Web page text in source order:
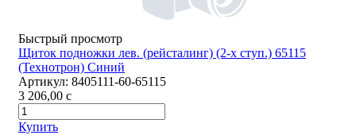
Быстрый просмотр
Щиток подножки лев. (рейсталинг) (2-х ступ.) 65115
(Технотрон) Синий
Артикул: 8405111-60-65115
3 206,00 c
Купить